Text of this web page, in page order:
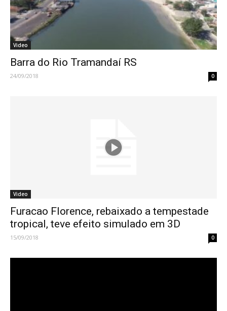
Video
Barra do Rio Tramandaí RS
24/09/2018 0
Video
Furacao Florence, rebaixado a tempestade
tropical, teve efeito simulado em 3D
15/09/2018 0